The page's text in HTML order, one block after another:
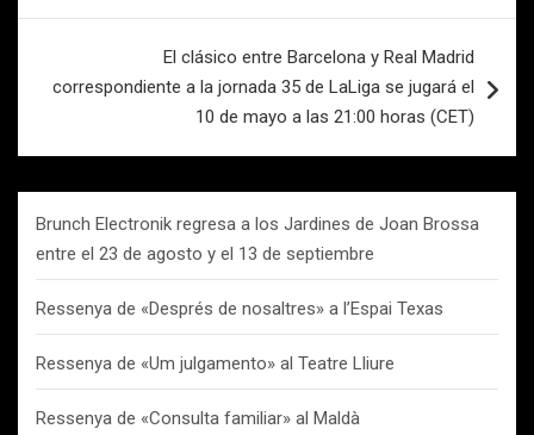
El clásico entre Barcelona y Real Madrid
correspondiente a la jornada 35 de LaLiga se jugará el
10 de mayo a las 21:00 horas (CET)
Brunch Electronik regresa a los Jardines de Joan Brossa
entre el 23 de agosto y el 13 de septiembre
Ressenya de «Després de nosaltres» a l’Espai Texas
Ressenya de «Um julgamento» al Teatre Lliure
Ressenya de «Consulta familiar» al Maldà